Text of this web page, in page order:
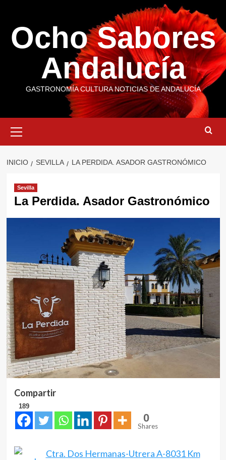
contenido
Ocho Sabores
Andalucía
GASTRONOMÍA CULTURA NOTICIAS DE ANDALUCÍA
primario
INICIO SEVILLA LA PERDIDA. ASADOR GASTRONÓMICO
Sevilla
La Perdida. Asador Gastronómico
Compartir
189
0
Shares
Ctra. Dos Hermanas-Utrera A-8031 Km